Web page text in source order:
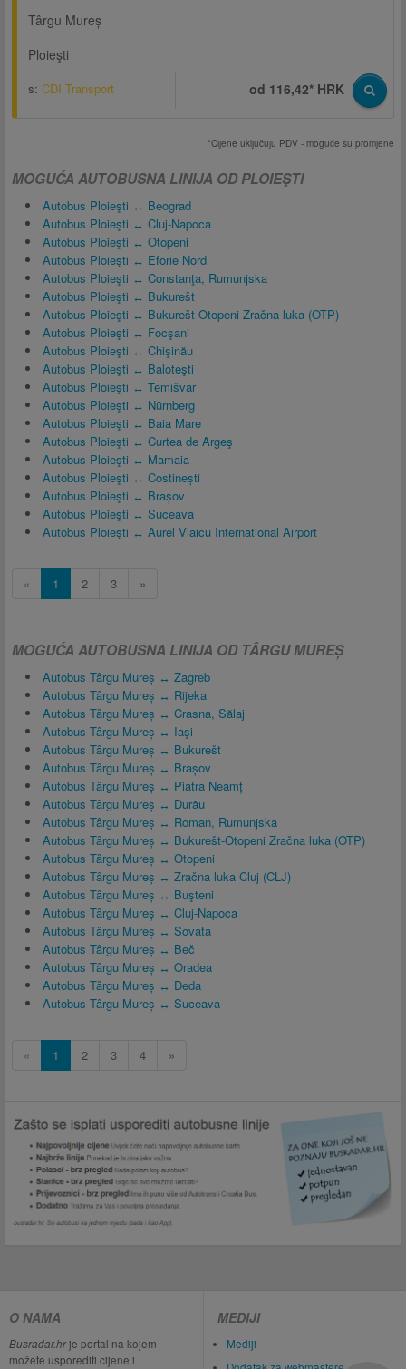
Târgu Mureș
Ploieşti
s: CDI Transport od 116,42* HRK
*Cijene uključuju PDV - moguće su promjene
MOGUĆA AUTOBUSNA LINIJA OD PLOIEŞTI
Autobus Ploieşti ↔ Beograd
Autobus Ploieşti ↔ Cluj-Napoca
Autobus Ploieşti ↔ Otopeni
Autobus Ploieşti ↔ Eforie Nord
Autobus Ploieşti ↔ Constanţa, Rumunjska
Autobus Ploieşti ↔ Bukurešt
Autobus Ploieşti ↔ Bukurešt-Otopeni Zračna luka (OTP)
Autobus Ploieşti ↔ Focşani
Autobus Ploieşti ↔ Chişinău
Autobus Ploieşti ↔ Baloteşti
Autobus Ploieşti ↔ Temišvar
Autobus Ploieşti ↔ Nürnberg
Autobus Ploieşti ↔ Baia Mare
Autobus Ploieşti ↔ Curtea de Argeş
Autobus Ploieşti ↔ Mamaia
Autobus Ploieşti ↔ Costinești
Autobus Ploieşti ↔ Brașov
Autobus Ploieşti ↔ Suceava
Autobus Ploieşti ↔ Aurel Vlaicu International Airport
« 1 2 3 »
MOGUĆA AUTOBUSNA LINIJA OD TÂRGU MUREȘ
Autobus Târgu Mureș ↔ Zagreb
Autobus Târgu Mureș ↔ Rijeka
Autobus Târgu Mureș ↔ Crasna, Sălaj
Autobus Târgu Mureș ↔ Iaşi
Autobus Târgu Mureș ↔ Bukurešt
Autobus Târgu Mureș ↔ Brașov
Autobus Târgu Mureș ↔ Piatra Neamț
Autobus Târgu Mureș ↔ Durău
Autobus Târgu Mureș ↔ Roman, Rumunjska
Autobus Târgu Mureș ↔ Bukurešt-Otopeni Zračna luka (OTP)
Autobus Târgu Mureș ↔ Otopeni
Autobus Târgu Mureș ↔ Zračna luka Cluj (CLJ)
Autobus Târgu Mureș ↔ Buşteni
Autobus Târgu Mureș ↔ Cluj-Napoca
Autobus Târgu Mureș ↔ Sovata
Autobus Târgu Mureș ↔ Beč
Autobus Târgu Mureș ↔ Oradea
Autobus Târgu Mureș ↔ Deda
Autobus Târgu Mureș ↔ Suceava
« 1 2 3 4 »
O NAMA
Busradar.hrje portal na kojem
možete usporediti cijene i
MEDIJI
Mediji